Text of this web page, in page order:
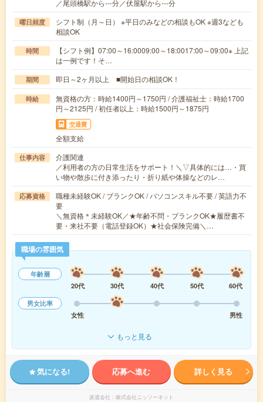
／尾頭橋駅から---分／伏屋駅から---分
曜日頻度
シフト制（月～日） ※平日のみなどの相談もOK ※週3なども
相談OK
時間
【シフト例】07:00～16:0009:00～18:0017:00～09:00※ 上記
は一例です！そ…
期間 即日～2ヶ月以上 ■開始日の相談OK！
時給
無資格の方：時給1400円～1750円 / 介護福祉士：時給1700
円～2125円 / 初任者以上：時給1500円～1875円
交通費
全額支給
仕事内容
介護関連
／利用者の方の日常生活をサポート！＼▽具体的には…・買
い物や散歩に付き添ったり・折り紙や体操などのレ…
応募資格
職種未経験OK / ブランクOK / パソコンスキル不要 / 英語力不
要
＼無資格＊未経験OK／★年齢不問・ブランクOK★履歴書不
要・来社不要（電話登録OK）★社会保険完備＼…
職場の雰囲気
年齢層
20代
30代 40代 50代
60代
男女比率
女性
男性
もっと見る
気になる! 応募へ進む 詳しく見る
派遣会社 株式会社ニッソーネット